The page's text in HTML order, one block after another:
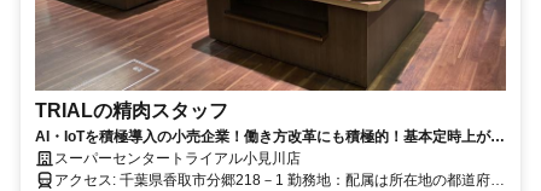
TRIALの精肉スタッフ
AI・IoTを積極導入の小売企業！働き方改革にも積極的！基本定時上が
り！スーパーセンタートライアル小見川店
アクセス: 千葉県香取市分郷218－1 勤務地：配属は所在地の都道府県